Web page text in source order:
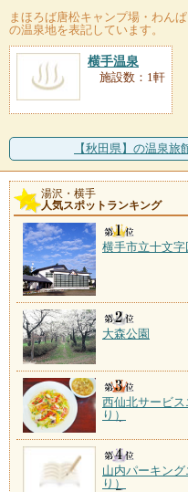
まほろば唐松キャンプ場・わん
の温泉地を表記しています。
横手温泉
施設数：1軒
【秋田県】の温泉
湯沢・横手
人気スポットランキング
横手市立十文字
大森公園
西仙北サービ
り）
山内パーキン
り）